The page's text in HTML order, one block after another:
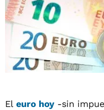
El euro hoy -sin